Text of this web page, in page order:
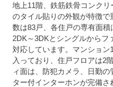
地上11階、鉄筋鉄骨コンク
のタイル貼りの外観が特徴
数は83戸、各住戸の専有面
2DK～3DKとシングルからフ
対応しています。マンショ
入っており、住戸フロアは2
ィ面は、防犯カメラ、日勤
ター付インターホンが完備